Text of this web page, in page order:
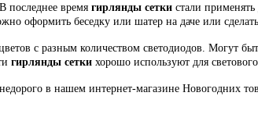
последнее время гирлянды сетки стали
оформить беседку или шатер на даче или
с разным количеством светодиодов. Могут
гирлянды сетки хорошо используют для
в нашем интернет-магазине Новогодних